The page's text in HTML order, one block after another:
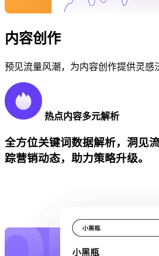
内容创作
预见流量风潮，为内容创作提供灵感
热点内容多元解析
全方位关键词数据解析，洞见
踪营销动态，助力策略升级。